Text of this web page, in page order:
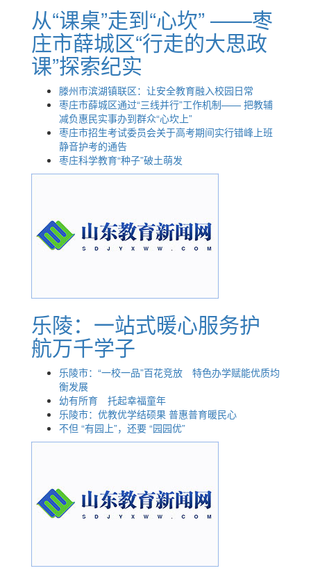
从“课桌”走到“心坎” ——枣
庄市薛城区“行走的大思政
课”探索纪实
滕州市滨湖镇联区：让安全教育融入校园日常
枣庄市薛城区通过“三线并行”工作机制—— 把教辅
减负惠民实事办到群众“心坎上”
枣庄市招生考试委员会关于高考期间实行错峰上班
静音护考的通告
枣庄科学教育“种子”破土萌发
乐陵：一站式暖心服务护
航万千学子
乐陵市：“一校一品”百花竞放 特色办学赋能优质均
衡发展
幼有所育 托起幸福童年
乐陵市：优教优学结硕果 普惠普育暖民心
不但 “有园上”，还要 “园园优”